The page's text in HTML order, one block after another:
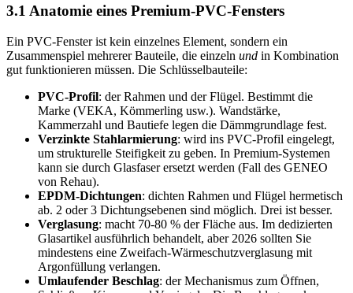
3.1 Anatomie eines Premium-PVC-Fensters
Ein PVC-Fenster ist kein einzelnes Element, sondern ein
Zusammenspiel mehrerer Bauteile, die einzeln und in Kombination
gut funktionieren müssen. Die Schlüsselbauteile:
PVC-Profil: der Rahmen und der Flügel. Bestimmt die
Marke (VEKA, Kömmerling usw.). Wandstärke,
Kammerzahl und Bautiefe legen die Dämmgrundlage fest.
Verzinkte Stahlarmierung: wird ins PVC-Profil eingelegt,
um strukturelle Steifigkeit zu geben. In Premium-Systemen
kann sie durch Glasfaser ersetzt werden (Fall des GENEO
von Rehau).
EPDM-Dichtungen: dichten Rahmen und Flügel hermetisch
ab. 2 oder 3 Dichtungsebenen sind möglich. Drei ist besser.
Verglasung: macht 70-80 % der Fläche aus. Im dedizierten
Glasartikel ausführlich behandelt, aber 2026 sollten Sie
mindestens eine Zweifach-Wärmeschutzverglasung mit
Argonfüllung verlangen.
Umlaufender Beschlag: der Mechanismus zum Öffnen,